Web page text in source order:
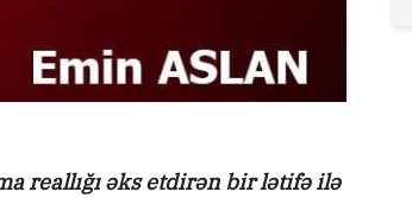
reallığı əks etdirən bir lətifə ilə